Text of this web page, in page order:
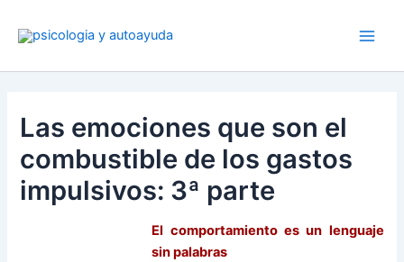
Las emociones que son el
combustible de los gastos
impulsivos: 3ª parte
El comportamiento es un lenguaje
sin palabras